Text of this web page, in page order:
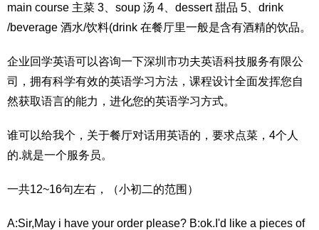
main course 主菜 3、soup 汤 4、dessert 甜品 5、drink
/beverage 酒水/饮料(drink 在餐厅里一般是含有酒精的饮品。
企业回学英语可以咨询一下深圳市功夫英语科技服务有限公
司，拥有科学有效的英语学习方法，课程设计全面发挥您自
然获取语言的能力，进化您的英语学习方式。
谁可以给我个，关于餐厅对话用英语的，要求点菜，4个人
的.就是一个服务员。
一共12~16句左右，（小初二的范围）
A:Sir,May i have your order please? B:ok.I'd like a pieces of